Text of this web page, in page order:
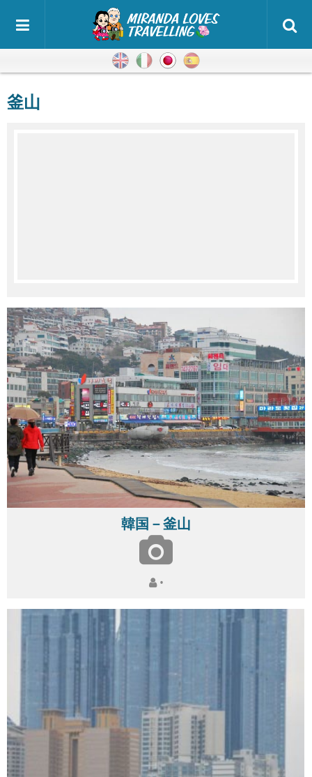
英語 イタリア語
日本語
釜山
韓国－釜山
•